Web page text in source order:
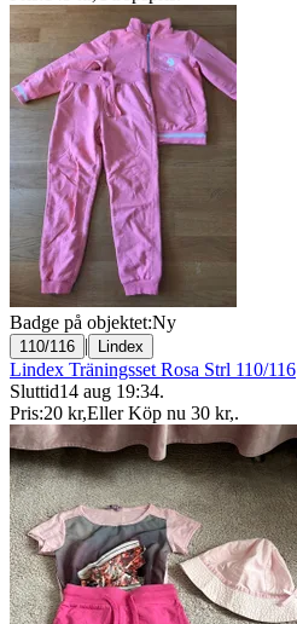
Badge på objektet:Ny
110/116 | Lindex
Lindex Träningsset Rosa Strl 110/116
Sluttid14 aug 19:34.
Pris:20 kr,Eller Köp nu 30 kr,.